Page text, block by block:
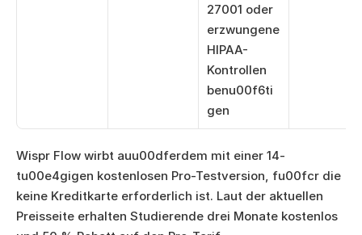
27001 oder
erzwungene
HIPAA-
Kontrollen
benu00f6ti
gen
Wispr Flow wirbt auu00dferdem mit einer 14-
tu00e4gigen kostenlosen Pro-Testversion, fu00fcr die
keine Kreditkarte erforderlich ist. Laut der aktuellen
Preisseite erhalten Studierende drei Monate kostenlos